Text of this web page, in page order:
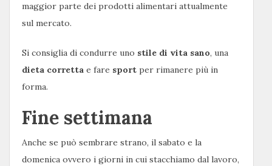
maggior parte dei prodotti alimentari attualmente
sul mercato.
Si consiglia di condurre uno stile di vita sano, una
dieta corretta e fare sport per rimanere più in
forma.
Fine settimana
Anche se può sembrare strano, il sabato e la
domenica ovvero i giorni in cui stacchiamo dal lavoro,